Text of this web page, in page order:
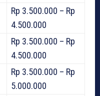
Rp 3.500.000 – Rp
4.500.000
Rp 3.500.000 – Rp
4.500.000
Rp 3.500.000 – Rp
5.000.000